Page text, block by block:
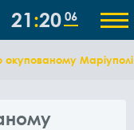
21 20 06
окупованому